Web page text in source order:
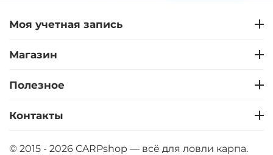
Моя учетная запись
Магазин
Полезное
Контакты
© 2015 - 2026 CARPshop — всё для ловли карпа.